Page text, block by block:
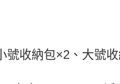
號收納包×2、大號